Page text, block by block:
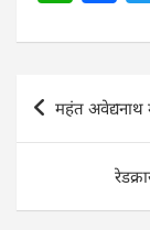
at
s
A
c
e
b
o
o
Postमहंत अवेद्यनाथ